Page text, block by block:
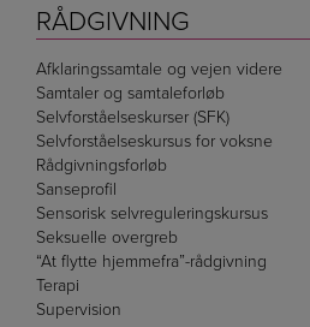
RÅDGIVNING
Afklaringssamtale og vejen videre
Samtaler og samtaleforløb
Selvforståelseskurser (SFK)
Selvforståelseskursus for voksne
Rådgivningsforløb
Sanseprofil
Sensorisk selvreguleringskursus
Seksuelle overgreb
“At flytte hjemmefra”-rådgivning
Terapi
Supervision